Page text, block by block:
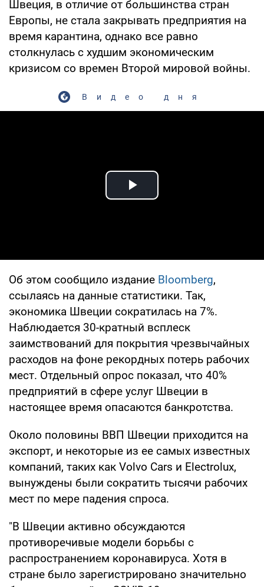
Швеция, в отличие от большинства стран
Европы, не стала закрывать предприятия на
время карантина, однако все равно
столкнулась с худшим экономическим
кризисом со времен Второй мировой войны.
Видео дня
Play Video
Об этом сообщило издание Bloomberg,
ссылаясь на данные статистики. Так,
экономика Швеции сократилась на 7%.
Наблюдается 30-кратный всплеск
заимствований для покрытия чрезвычайных
расходов на фоне рекордных потерь рабочих
мест. Отдельный опрос показал, что 40%
предприятий в сфере услуг Швеции в
настоящее время опасаются банкротства.
Около половины ВВП Швеции приходится на
экспорт, и некоторые из ее самых известных
компаний, таких как Volvo Cars и Electrolux,
вынуждены были сократить тысячи рабочих
мест по мере падения спроса.
"В Швеции активно обсуждаются
противоречивые модели борьбы с
распространением коронавируса. Хотя в
стране было зарегистрировано значительно